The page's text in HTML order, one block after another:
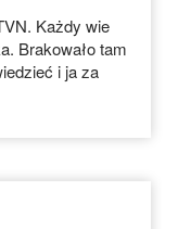
Każdy wie
Brakowało tam
i ja za